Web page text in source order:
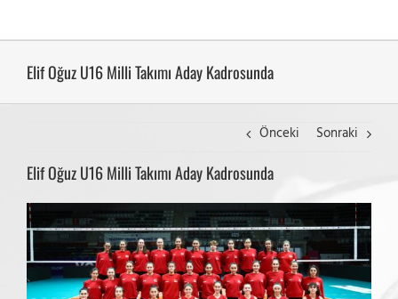
Elif Oğuz U16 Milli Takımı Aday Kadrosunda
Önceki Sonraki
Elif Oğuz U16 Milli Takımı Aday Kadrosunda